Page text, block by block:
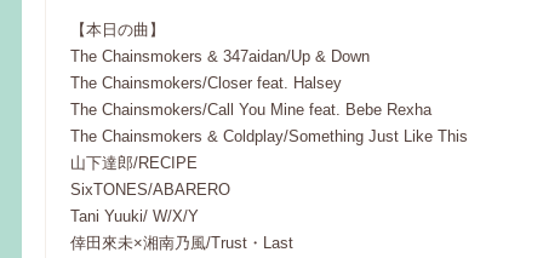
【本日の曲】
The Chainsmokers & 347aidan/Up & Down
The Chainsmokers/Closer feat. Halsey
The Chainsmokers/Call You Mine feat. Bebe Rexha
The Chainsmokers & Coldplay/Something Just Like This
山下達郎/RECIPE
SixTONES/ABARERO
Tani Yuuki/ W/X/Y
倖田來未×湘南乃風/Trust・Last